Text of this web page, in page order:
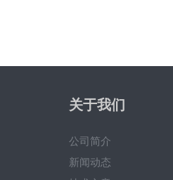
关于我们
公司简介
新闻动态